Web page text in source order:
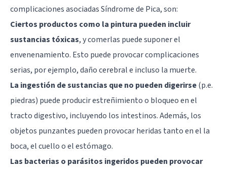
complicaciones asociadas Síndrome de Pica, son:
Ciertos productos como la pintura pueden incluir
sustancias tóxicas, y comerlas puede suponer el
envenenamiento. Esto puede provocar complicaciones
serias, por ejemplo, daño cerebral e incluso la muerte.
La ingestión de sustancias que no pueden digerirse(p.e.
piedras) puede producir estreñimiento o bloqueo en el
tracto digestivo, incluyendo los intestinos. Además, los
objetos punzantes pueden provocar heridas tanto en el la
boca, el cuello o el estómago.
Las bacterias o parásitos ingeridos pueden provocar